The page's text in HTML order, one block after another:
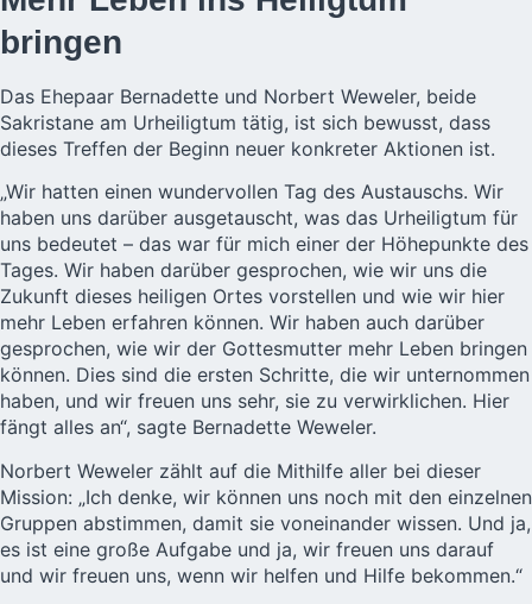
bringen
Das Ehepaar Bernadette und Norbert Weweler, beide
Sakristane am Urheiligtum tätig, ist sich bewusst, dass
dieses Treffen der Beginn neuer konkreter Aktionen ist.
„Wir hatten einen wundervollen Tag des Austauschs. Wir
haben uns darüber ausgetauscht, was das Urheiligtum für
uns bedeutet – das war für mich einer der Höhepunkte des
Tages. Wir haben darüber gesprochen, wie wir uns die
Zukunft dieses heiligen Ortes vorstellen und wie wir hier
mehr Leben erfahren können. Wir haben auch darüber
gesprochen, wie wir der Gottesmutter mehr Leben bringen
können. Dies sind die ersten Schritte, die wir unternommen
haben, und wir freuen uns sehr, sie zu verwirklichen. Hier
fängt alles an“, sagte Bernadette Weweler.
Norbert Weweler zählt auf die Mithilfe aller bei dieser
Mission: „Ich denke, wir können uns noch mit den einzelnen
Gruppen abstimmen, damit sie voneinander wissen. Und ja,
es ist eine große Aufgabe und ja, wir freuen uns darauf
und wir freuen uns, wenn wir helfen und Hilfe bekommen.“